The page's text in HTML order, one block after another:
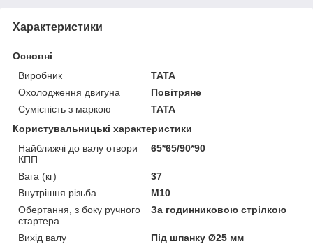
Характеристики
Основні
Виробник
TATA
Охолодження двигуна
Повітряне
Сумісність з маркою
TATA
Користувальницькі характеристики
Найближчі до валу отвори
КПП
65*65/90*90
Вага (кг)
37
Внутрішня різьба
М10
Обертання, з боку ручного
стартера
За годинниковою стрілкою
Вихід валу
Під шпанку Ø25 мм